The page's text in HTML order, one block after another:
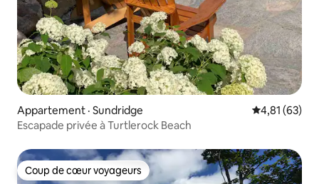
Appartement · Sundridge Note
4,81 (63)
Escapade privée à Turtlerock Beach
Coup de cœur voyageurs
Coup de cœur voyageurs